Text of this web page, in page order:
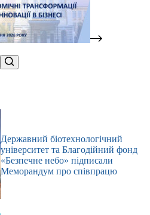
Державний біотехнологічний
університет та Благодійний фонд
«Безпечне небо» підписали
Меморандум про співпрацю